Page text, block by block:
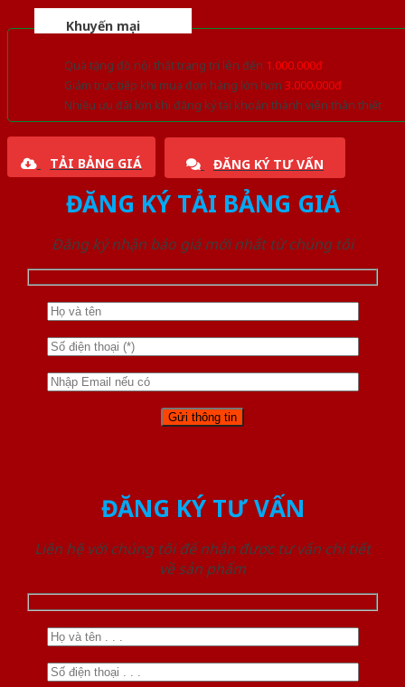
Khuyến mại
Quà tặng đồ nội thất trang trí lên đến 1.000.000đ
Giảm trực tiếp khi mua đơn hàng lớn hơn 3.000.000đ
Nhiều ưu đãi lớn khi đăng ký tài khoản thành viên thân thiết
TẢI BẢNG GIÁ ĐĂNG KÝ TƯ VẤN
ĐĂNG KÝ TẢI BẢNG GIÁ
Đăng ký nhận báo giá mới nhất từ chúng tôi
ĐĂNG KÝ TƯ VẤN
Liên hệ với chúng tôi để nhận được tư vấn chi tiết
về sản phẩm